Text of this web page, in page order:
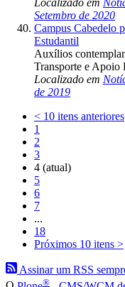
Localizado em
Setembro de 2020
Campus Cabedelo
Estudantil
Auxílios
Transporte e Apoio
Localizado em
de 2019
< 10 itens anteriores
1
2
3
4 (atual)
5
6
7
...
18
Próximos 10 itens >
Assinar um RSS
®